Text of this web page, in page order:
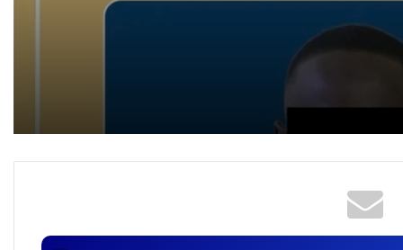
cybercriminalité : un
revendeur de cartes SIM
interpellé !